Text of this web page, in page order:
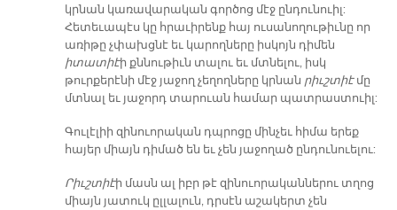
կրնան կառավարական գործոց մէջ ընդունուիլ:
Հետեւապէս կը հրաւիրենք հայ ուսանողութիւնը որ
առիթը չփախցնէ եւ կարողները իսկոյն դիմեն
իտատիէի քննութիւն տալու եւ մտնելու, իսկ
թուրքերէնի մէջ յաջող չեղողները կրնան րիւշտիէմը
մտնալ եւ յաջորդ տարուան համար պատրաստուիլ:
Գուլէլիի զինուորական դպրոցը մինչեւ հիմա երեք
հայեր միայն դիմած են եւ չեն յաջողած ընդունուելու:
Րիւշտիէի մասն ալ իբր թէ զինուորականներու տղոց
միայն յատուկ ըլլալուն, դրսէն աշակերտ չեն